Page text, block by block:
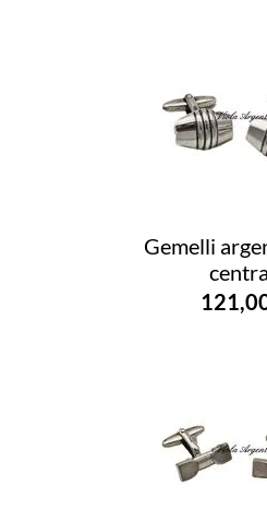
Gemelli